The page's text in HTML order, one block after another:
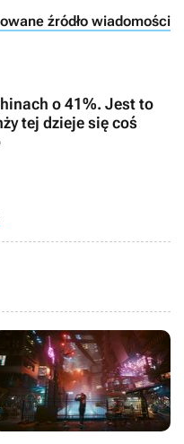
źródło wiadomości
o 41%. Jest to
tej dzieje się coś